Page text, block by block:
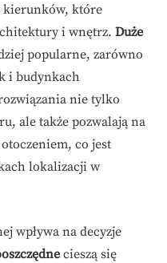
kierunków, które
i wnętrz. Duże
popularne, zarówno
i budynkach
nie tylko
ale także pozwalają na
co jest
lokalizacji w
wpływa na decyzje
cieszą się